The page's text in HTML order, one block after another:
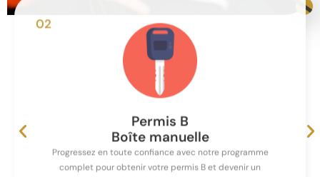
02
Permis B
Boîte manuelle
Progressez en toute confiance avec notre programme
complet pour obtenir votre permis B et devenir un